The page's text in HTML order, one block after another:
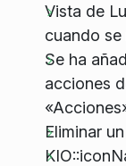
Vista de
cuando se
Se ha
acciones
Eliminar